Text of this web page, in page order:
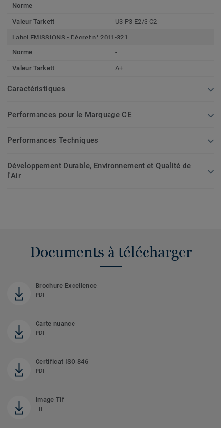
Norme
-
Valeur Tarkett U3 P3 E2/3 C2
Label EMISSIONS - Décret n° 2011-321
Norme
-
Valeur Tarkett A+
Caractéristiques
Performances pour le Marquage CE
Performances Techniques
Développement Durable, Environnement et Qualité de
l'Air
Documents à télécharger
Brochure Excellence
PDF
Carte nuance
PDF
Certificat ISO 846
PDF
Image Tif
TIF